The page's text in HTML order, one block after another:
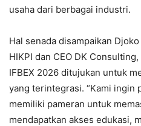
usaha dari berbagai industri.
Hal senada disampaikan
HIKPI dan CEO DK
IFBEX 2026 ditujukan untuk
yang terintegrasi. “Kami ingin
memiliki pameran untuk
mendapatkan akses edukasi,